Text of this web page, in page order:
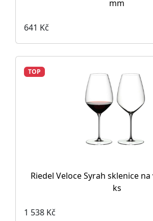
mm
641 Kč
TOP
Riedel Veloce Syrah sklenice
ks
1 538 Kč